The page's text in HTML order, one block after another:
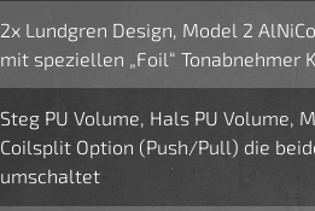
2x Lundgren Design, Model 2
mit speziellen „Foil“ Tonabnehmer
Steg PU Volume, Hals PU Volume,
Coilsplit Option (Push/Pull) die
umschaltet